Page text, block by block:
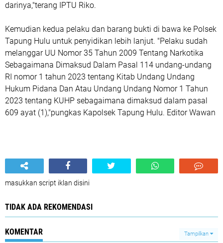
darinya,"terang IPTU Riko.
Kemudian kedua pelaku dan barang bukti di bawa ke Polsek
Tapung Hulu untuk penyidikan lebih lanjut. "Pelaku sudah
melanggar UU Nomor 35 Tahun 2009 Tentang Narkotika
Sebagaimana Dimaksud Dalam Pasal 114 undang-undang
RI nomor 1 tahun 2023 tentang Kitab Undang Undang
Hukum Pidana Dan Atau Undang Undang Nomor 1 Tahun
2023 tentang KUHP sebagaimana dimaksud dalam pasal
609 ayat (1),"pungkas Kapolsek Tapung Hulu. Editor Wawan
masukkan script iklan disini
TIDAK ADA REKOMENDASI
KOMENTAR Tampilkan